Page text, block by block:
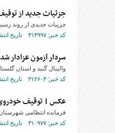
جزئیات جدید از
جزییات جدیدی از روند
کد خبر: ۳۱۴۹۹۷ تاریخ انتشار : ۱۴۰۵/۰۵/۱۱
سردار آزمون عزادار شد
والیبال گنبد و استان
کد خبر: ۳۱۲۶۰۳ تاریخ انتشار : ۱۴۰۵/۰۴/۱۵
عکس | توقیف خودروی
فرمانده انتظامی
کد خبر: ۳۱۰۹۷۷ تاریخ انتشار : ۱۴۰۵/۰۳/۲۶